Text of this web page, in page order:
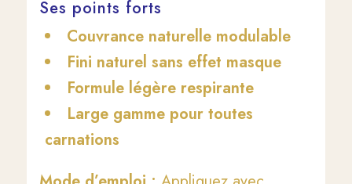
Ses points forts
Couvrance naturelle modulable
Fini naturel sans effet masque
Formule légère respirante
Large gamme pour toutes
carnations